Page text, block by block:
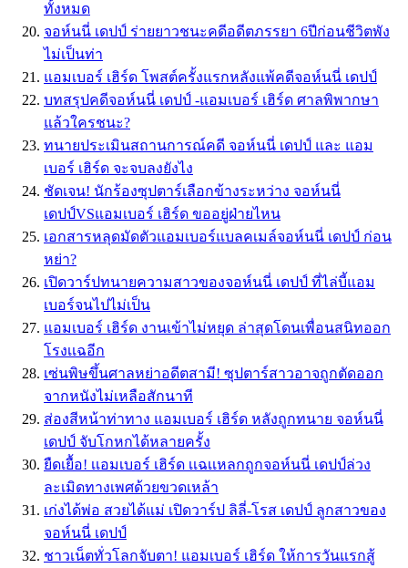
ทั้งหมด
จอห์นนี่ เดปป์ ร่ายยาวชนะคดีอดีตภรรยา 6ปีก่อนชีวิตพัง
ไม่เป็นท่า
แอมเบอร์ เฮิร์ด โพสต์ครั้งแรกหลังแพ้คดีจอห์นนี่ เดปป์
บทสรุปคดีจอห์นนี่ เดปป์ -แอมเบอร์ เฮิร์ด ศาลพิพากษา
แล้วใครชนะ?
ทนายประเมินสถานการณ์คดี จอห์นนี่ เดปป์ และ แอม
เบอร์ เฮิร์ด จะจบลงยังไง
ชัดเจน! นักร้องซุปตาร์เลือกข้างระหว่าง จอห์นนี่
เดปป์VSแอมเบอร์ เฮิร์ด ขออยู่ฝ่ายไหน
เอกสารหลุดมัดตัวแอมเบอร์แบลคเมล์จอห์นนี่ เดปป์ ก่อน
หย่า?
เปิดวาร์ปทนายความสาวของจอห์นนี่ เดปป์ ที่ไล่บี้แอม
เบอร์จนไปไม่เป็น
แอมเบอร์ เฮิร์ด งานเข้าไม่หยุด ล่าสุดโดนเพื่อนสนิทออก
โรงเเฉอีก
เซ่นพิษขึ้นศาลหย่าอดีตสามี! ซุปตาร์สาวอาจถูกตัดออก
จากหนังไม่เหลือสักนาที
ส่องสีหน้าท่าทาง แอมเบอร์ เฮิร์ด หลังถูกทนาย จอห์นนี่
เดปป์ จับโกหกได้หลายครั้ง
ยืดเยื้อ! เเอมเบอร์ เฮิร์ด เเฉเเหลกถูกจอห์นนี่ เดปป์ล่วง
ละเมิดทางเพศด้วยขวดเหล้า
เก่งได้พ่อ สวยได้แม่ เปิดวาร์ป ลิลี่-โรส เดปป์ ลูกสาวของ
จอห์นนี่ เดปป์
ชาวเน็ตทั่วโลกจับตา! แอมเบอร์ เฮิร์ด ให้การวันแรกสู้